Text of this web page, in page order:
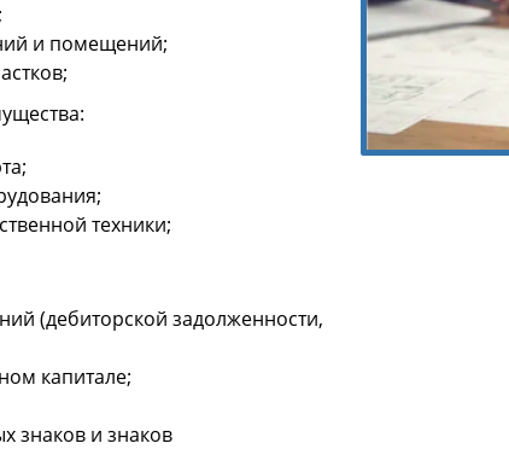
и помещений;
техники;
(дебиторской задолженности,
капитале;
знаков и знаков